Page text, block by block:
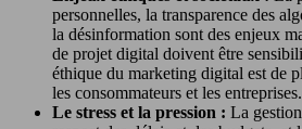
personnelles, la transparence des
la désinformation sont des enjeux
de projet digital doivent être
éthique du marketing digital est de
les consommateurs et les entreprises.
Le stress et la pression : La